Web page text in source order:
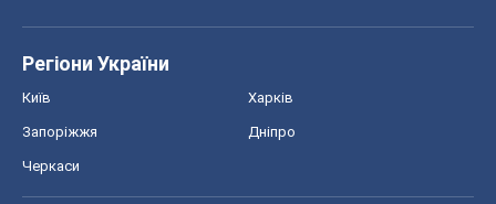
Регіони України
Київ Харків
Запоріжжя Дніпро
Черкаси